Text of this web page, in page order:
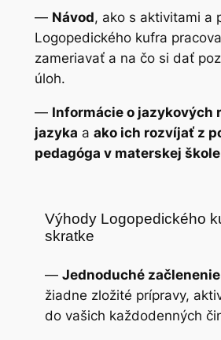
— Návod, ako s aktivitami a
Logopedického kufra
zameriavať a na čo si dať
úloh.
— Informácie o jazykových
jazyka a ako ich rozvíjať z
pedagóga v materskej škole
Výhody Logopedického
skratke
—Jednoduché
žiadne zložité prípravy,
do vašich každodenných